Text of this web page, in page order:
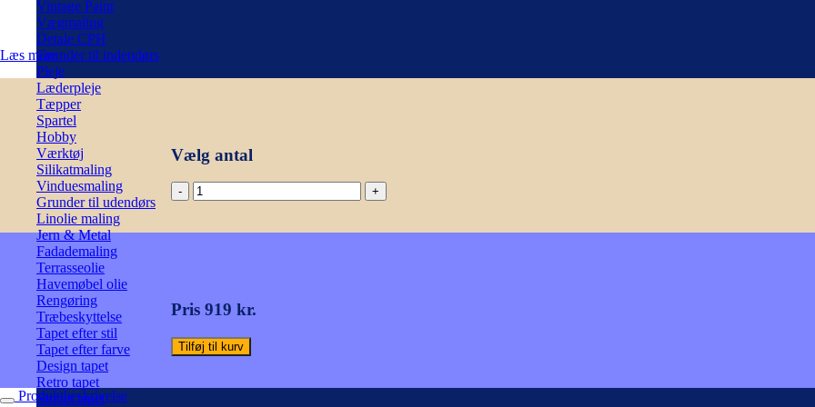
Vintage Paint
Vægmaling
Detale CPH
Grunder til indendørs
Pleje
Læderpleje
Tæpper
Spartel
Hobby
Værktøj
Silikatmaling
Vinduesmaling
Grunder til udendørs
Linolie maling
Jern & Metal
Fadademaling
Terrasseolie
Havemøbel olie
Rengøring
Træbeskyttelse
Tapet efter stil
Tapet efter farve
Design tapet
Retro tapet
Stribet tapet
Læs mere
Vælg antal
Feather
Fan
duck
Son
antal
Pris 919 kr.
Tilføj til kurv
Produktbeskrivelse